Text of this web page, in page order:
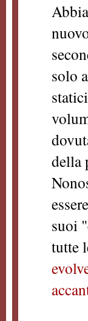
solo
della
suoi
tutte